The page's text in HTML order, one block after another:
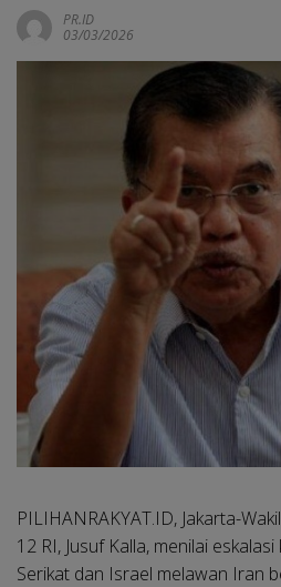
PR.ID
03/03/2026
PILIHANRAKYAT.ID, Jakarta-
12 RI, Jusuf Kalla, menilai
Serikat dan Israel melawan Iran